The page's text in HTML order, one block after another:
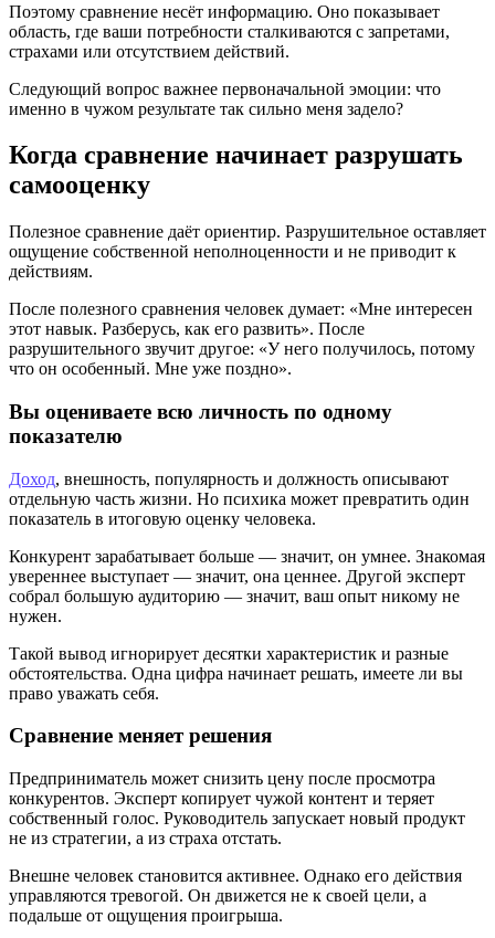
Поэтому сравнение несёт информацию. Оно показывает
область, где ваши потребности сталкиваются с запретами,
страхами или отсутствием действий.
Следующий вопрос важнее первоначальной эмоции: что
именно в чужом результате так сильно меня задело?
Когда сравнение начинает разрушать
самооценку
Полезное сравнение даёт ориентир. Разрушительное оставляет
ощущение собственной неполноценности и не приводит к
действиям.
После полезного сравнения человек думает: «Мне интересен
этот навык. Разберусь, как его развить». После
разрушительного звучит другое: «У него получилось, потому
что он особенный. Мне уже поздно».
Вы оцениваете всю личность по одному
показателю
Доход, внешность, популярность и должность описывают
отдельную часть жизни. Но психика может превратить один
показатель в итоговую оценку человека.
Конкурент зарабатывает больше — значит, он умнее. Знакомая
увереннее выступает — значит, она ценнее. Другой эксперт
собрал большую аудиторию — значит, ваш опыт никому не
нужен.
Такой вывод игнорирует десятки характеристик и разные
обстоятельства. Одна цифра начинает решать, имеете ли вы
право уважать себя.
Сравнение меняет решения
Предприниматель может снизить цену после просмотра
конкурентов. Эксперт копирует чужой контент и теряет
собственный голос. Руководитель запускает новый продукт
не из стратегии, а из страха отстать.
Внешне человек становится активнее. Однако его действия
управляются тревогой. Он движется не к своей цели, а
подальше от ощущения проигрыша.